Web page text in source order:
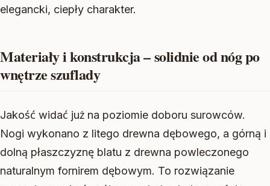
elegancki, ciepły charakter.
Materiały i konstrukcja – solidnie od nóg po
wnętrze szuflady
Jakość widać już na poziomie doboru surowców.
Nogi wykonano z litego drewna dębowego, a górną i
dolną płaszczyznę blatu z drewna powleczonego
naturalnym fornirem dębowym. To rozwiązanie